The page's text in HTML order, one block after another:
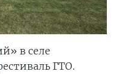
в селе
ГТО.